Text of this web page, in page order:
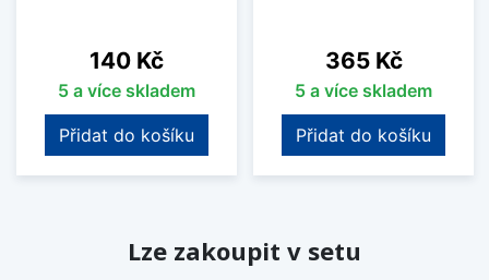
Cena
140 Kč
5 a více skladem
Přidat do košíku
Cena
365 Kč
5 a více skladem
Přidat do košíku
Lze zakoupit v setu